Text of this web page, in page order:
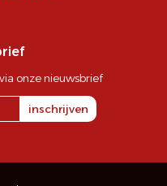
onze nieuwsbrief
inschrijven